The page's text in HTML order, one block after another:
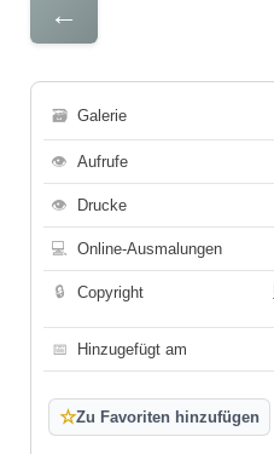
←
🗃 Galerie
👁 Aufrufe
👁 Drucke
💻 Online-Ausmalungen
🔒 Copyright
📅 Hinzugefügt am
☆Zu Favoriten hinzufügen